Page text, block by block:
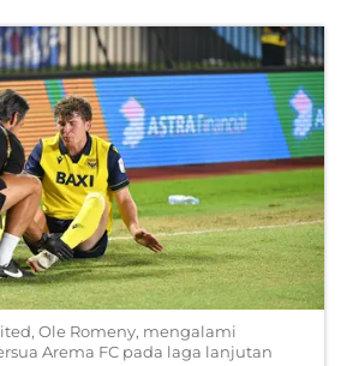
Ole Romeny, mengalami
Arema FC pada laga lanjutan